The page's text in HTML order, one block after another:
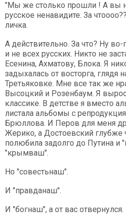
"Мы же столько прошли ! А вы
русское ненавидите. За
личка.
А действительно. За что? Ну
и не всех русских. Никто не
Есенина, Ахматову, Блока. Я
задыхалась от восторга, глядя
Третьяковке. Мне все так же
Высоцкий и Розенбаум. Я
классике. В детстве я вместо
листала альбомы с
Брюллова. И Перов для меня
Жерико, а Достоевский глубже
полюбила задолго до Путина и
"крымваш".
Но "совестьнаш".
И "правданаш".
И "богнаш", а от вас отвернулся.